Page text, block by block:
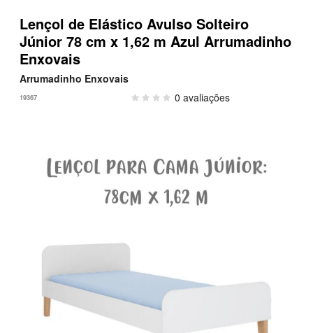
Lençol de Elástico Avulso Solteiro
Júnior 78 cm x 1,62 m Azul Arrumadinho
Enxovais
Arrumadinho Enxovais
19367 0 avaliações